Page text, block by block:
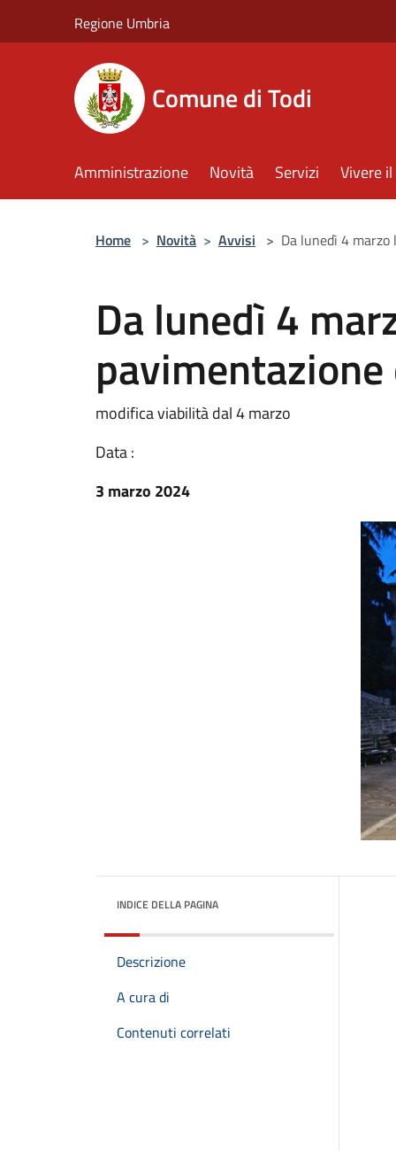
Regione Umbria
Comune di Todi
Amministrazione Novità Servizi Vivere
Home > Novità > Avvisi > Da lunedì 4
Da lunedì 4
modifica viabilità dal 4 marzo
Data :
3 marzo 2024
INDICE DELLA PAGINA
Descrizione
A cura di
Contenuti correlati